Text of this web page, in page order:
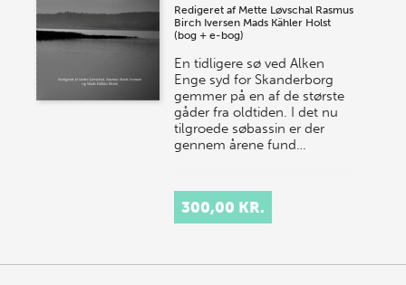
Redigeret af Mette Løvschal Rasmus
Birch Iversen Mads Kähler Holst
(bog + e-bog)
En tidligere sø ved Alken
Enge syd for Skanderborg
gemmer på en af de største
gåder fra oldtiden. I det nu
tilgroede søbassin er der
gennem årene fund…
300,00 KR.